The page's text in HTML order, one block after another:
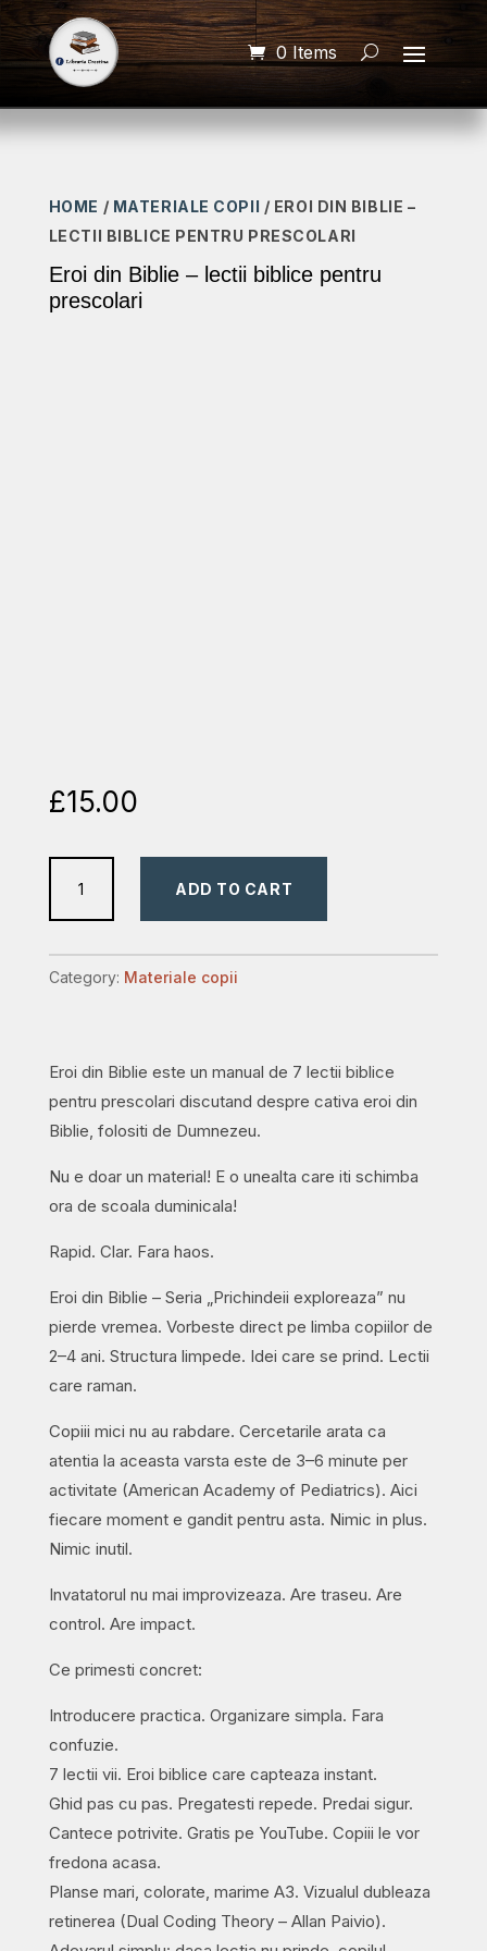
0 Items
HOME / MATERIALE COPII / EROI DIN BIBLIE –
LECTII BIBLICE PENTRU PRESCOLARI
Eroi din Biblie – lectii biblice pentru
prescolari
£15.00
–
lectii
prescolari
quantity
ADD TO CART
Category: Materiale copii
Eroi din Biblie este un manual de 7 lectii biblice
pentru prescolari discutand despre cativa eroi din
Biblie, folositi de Dumnezeu.
Nu e doar un material! E o unealta care iti schimba
ora de scoala duminicala!
Rapid. Clar. Fara haos.
Eroi din Biblie – Seria „Prichindeii exploreaza” nu
pierde vremea. Vorbeste direct pe limba copiilor de
2–4 ani. Structura limpede. Idei care se prind. Lectii
care raman.
Copiii mici nu au rabdare. Cercetarile arata ca
atentia la aceasta varsta este de 3–6 minute per
activitate (American Academy of Pediatrics). Aici
fiecare moment e gandit pentru asta. Nimic in plus.
Nimic inutil.
Invatatorul nu mai improvizeaza. Are traseu. Are
control. Are impact.
Ce primesti concret:
Introducere practica. Organizare simpla. Fara
confuzie.
7 lectii vii. Eroi biblice care capteaza instant.
Ghid pas cu pas. Pregatesti repede. Predai sigur.
Cantece potrivite. Gratis pe YouTube. Copiii le vor
fredona acasa.
Planse mari, colorate, marime A3. Vizualul dubleaza
retinerea (Dual Coding Theory – Allan Paivio).